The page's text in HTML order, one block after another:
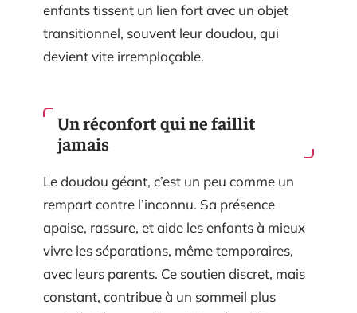
enfants tissent un lien fort avec un objet
transitionnel, souvent leur doudou, qui
devient vite irremplaçable.
Un réconfort qui ne faillit
jamais
Le doudou géant, c’est un peu comme un
rempart contre l’inconnu. Sa présence
apaise, rassure, et aide les enfants à mieux
vivre les séparations, même temporaires,
avec leurs parents. Ce soutien discret, mais
constant, contribue à un sommeil plus